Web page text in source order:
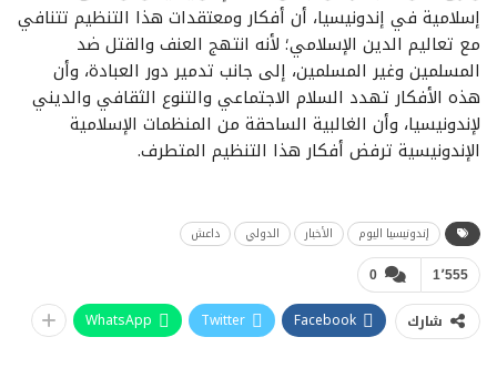
إسلامية في إندونيسيا، أن أفكار ومعتقدات هذا التنظيم تتنافي
مع تعاليم الدين الإسلامي؛ لأنه انتهج العنف والقتل ضد
المسلمين وغير المسلمين، إلى جانب تدمير دور العبادة، وأن
هذه الأفكار تهدد السلام الاجتماعي والتنوع الثقافي والديني
لإندونيسيا، وأن الغالبية الساحقة من المنظمات الإسلامية
الإندونيسية ترفض أفكار هذا التنظيم المتطرف.
إندونيسيا اليوم الأخبار الدولي داعش
0 1٬555
شارك Facebook
Twitter
WhatsApp